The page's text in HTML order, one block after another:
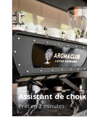
Assistant de choix
Prêt en 2 minutes